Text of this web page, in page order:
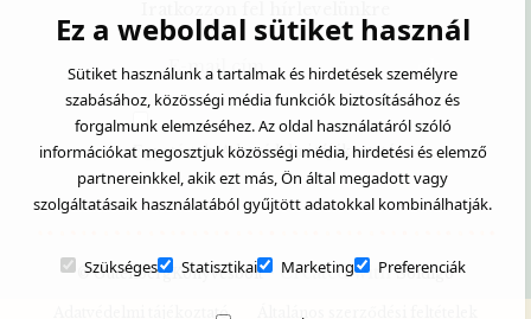
Egyetértek:Adatvédelmi tájékoztató
© GutenbergKönyvesbolt- Created withSoldigo
Adatvédelmi tájékoztató
Ez a weboldal sütiket használ
Sütiket használunk a tartalmak és hirdetések személyre
szabásához, közösségi média funkciók biztosításához és
forgalmunk elemzéséhez. Az oldal használatáról szóló
információkat megosztjuk közösségi média, hirdetési és elemző
partnereinkkel, akik ezt más, Ön által megadott vagy
szolgáltatásaik használatából gyűjtött adatokkal kombinálhatják.
Szükséges Statisztikai Marketing Preferenciák